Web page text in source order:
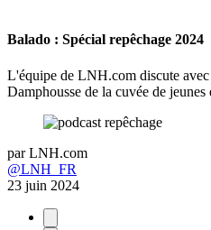
Balado : Spécial repêchage 2024
L'équipe de LNH.com discute
Damphousse de la cuvée de jeunes
par LNH.com
@LNH_FR
23 juin 2024